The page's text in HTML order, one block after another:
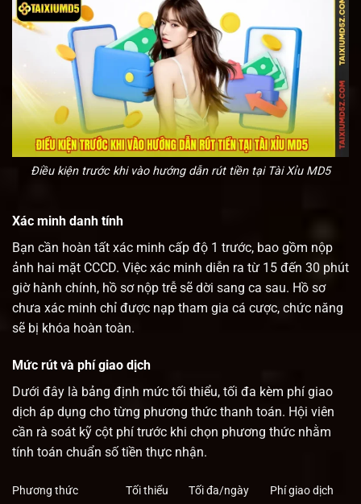
Điều kiện trước khi vào hướng dẫn rút tiền tại Tài Xỉu MD5
Xác minh danh tính
Bạn cần hoàn tất xác minh cấp độ 1 trước, bao gồm nộp
ảnh hai mặt CCCD. Việc xác minh diễn ra từ 15 đến 30 phút
giờ hành chính, hồ sơ nộp trễ sẽ dời sang ca sau. Hồ sơ
chưa xác minh chỉ được nạp tham gia cá cược, chức năng
sẽ bị khóa hoàn toàn.
Mức rút và phí giao dịch
Dưới đây là bảng định mức tối thiểu, tối đa kèm phí giao
dịch áp dụng cho từng phương thức thanh toán. Hội viên
cần rà soát kỹ cột phí trước khi chọn phương thức nhằm
tính toán chuẩn số tiền thực nhận.
Phương thức Tối thiểu Tối đa/ngày
Phí giao dịch